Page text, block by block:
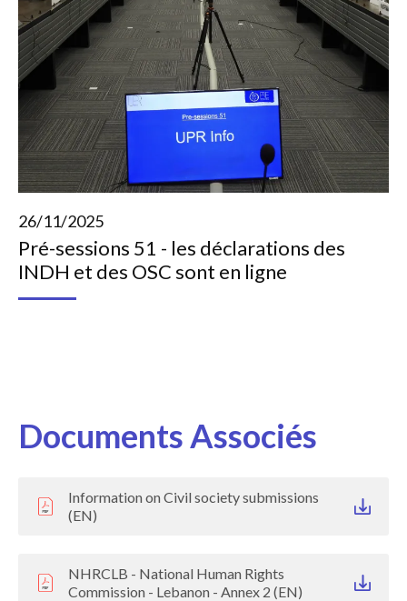
26/11/2025
Pré-sessions 51 - les déclarations des
INDH et des OSC sont en ligne
Documents Associés
Information on Civil society submissions
(EN)
NHRCLB - National Human Rights
Commission - Lebanon - Annex 2 (EN)